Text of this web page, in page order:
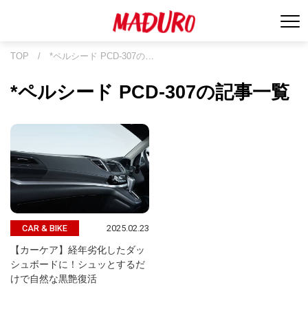
TOP / *ペルシード PCD-307の…
*ペルシード PCD-307の記事一覧
CAR & BIKE 2025.02.23
【カーケア】経年劣化したダッ
シュボードに！シュッとするだ
けで自然な黒艶復活